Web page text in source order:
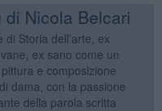
Nicola Belcari
Storia dell’arte, ex
ex sano come un
e composizione
dama, con la passione
della parola scritta